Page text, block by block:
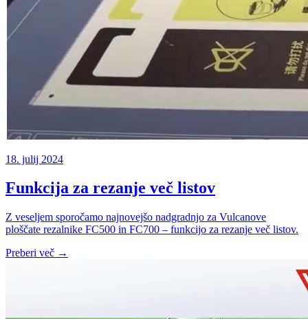
18. julij 2024
Funkcija za rezanje več listov
Z veseljem sporočamo najnovejšo nadgradnjo za Vulcanove
ploščate rezalnike FC500 in FC700 – funkcijo za rezanje več listov.
Preberi več →